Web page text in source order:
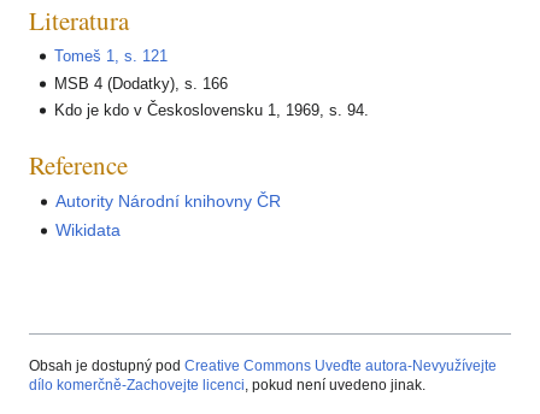
Literatura
Tomeš 1, s. 121
MSB 4 (Dodatky), s. 166
Kdo je kdo v Československu 1, 1969, s. 94.
Reference
Autority Národní knihovny ČR
Wikidata
Obsah je dostupný pod Creative Commons Uveďte autora-Nevyužívejte
dílo komerčně-Zachovejte licenci, pokud není uvedeno jinak.